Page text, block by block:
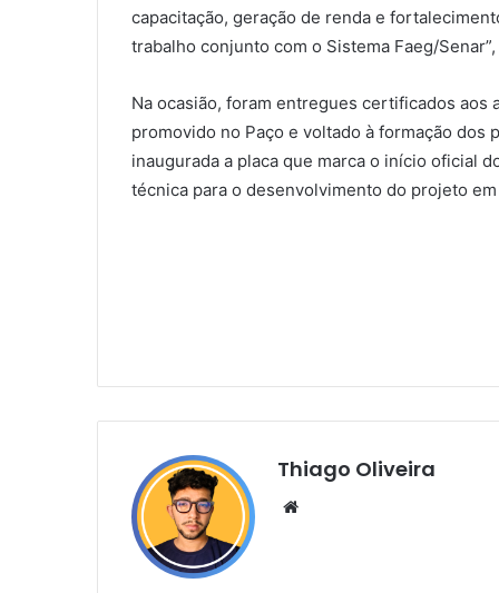
capacitação, geração de renda e
trabalho conjunto com o Sistema Faeg/
Na ocasião, foram entregues certificados
promovido no Paço e voltado à formação
inaugurada a placa que marca o início oficial
técnica para o desenvolvimento do projeto em
Thiago Oliveira